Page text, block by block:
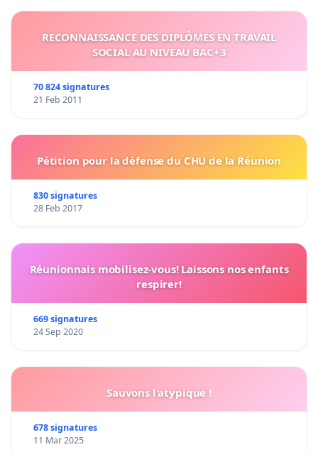
RECONNAISSANCE DES DIPLÔMES EN TRAVAIL
SOCIAL AU NIVEAU BAC+3
70 824 signatures
21 Feb 2011
Pétition pour la défense du CHU de la Réunion
830 signatures
28 Feb 2017
Réunionnais mobilisez-vous! Laissons nos enfants
respirer!
669 signatures
24 Sep 2020
Sauvons l'atypique !
678 signatures
11 Mar 2025